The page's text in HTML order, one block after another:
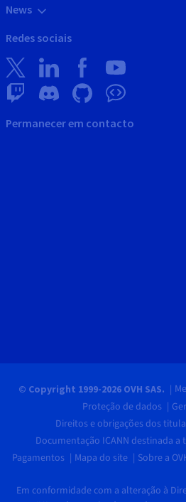
News
Redes sociais
Permanecer em contacto
© Copyright 1999-2026 OVH SAS.
Proteção de dados
Direitos e obrigações dos
Documentação ICANN destinada
Pagamentos
Mapa do site Sobre a
Em conformidade com a alteração à